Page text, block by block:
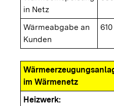
in Netz
Wärmeabgabe an
Kunden
im Wärmenetz
Heizwerk: